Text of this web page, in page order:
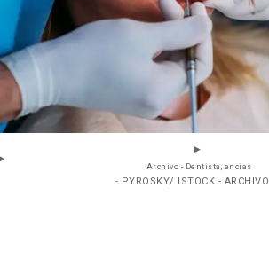
Archivo - Dentista, encias
- PYROSKY/ ISTOCK - ARCHIVO